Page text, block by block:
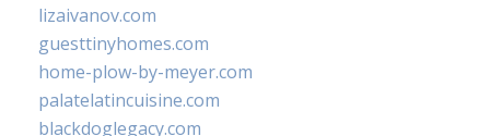
lizaivanov.com
guesttinyhomes.com
home-plow-by-meyer.com
palatelatincuisine.com
blackdoglegacy.com